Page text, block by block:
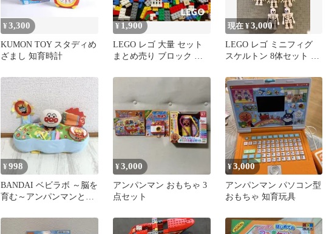
¥3,300
KUMON TOY スタディめ
ざまし 知育時計
¥ 1,900
LEGO レゴ 大量 セット
まとめ売り ブロック パ
現在 ¥3,000
LEGO レゴ ミニフィグ
スケルトン 8体セット 馬
等
¥998
BANDAI ベビラボ ～脳を
育む～アンパンマンとお
ード
¥3,000
アンパンマン おもちゃ 3
点セット
¥3,000
アンパンマン パソコン型
おもちゃ 知育玩具